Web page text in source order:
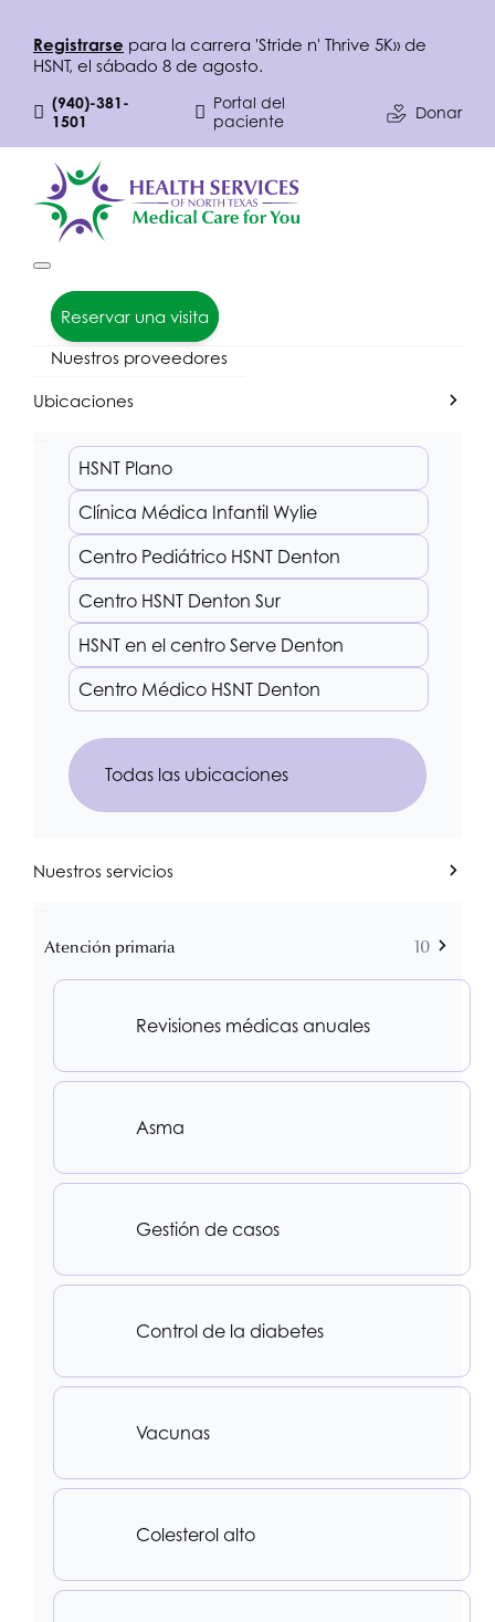
Registrarse para la carrera 'Stride n' Thrive 5K» de
HSNT, el sábado 8 de agosto.
(940)-381-
1501
Portal del
paciente
Donar
Reservar una visita
Nuestros proveedores
Ubicaciones
HSNT Plano
Clínica Médica Infantil Wylie
Centro Pediátrico HSNT Denton
Centro HSNT Denton Sur
HSNT en el centro Serve Denton
Centro Médico HSNT Denton
Todas las ubicaciones
Nuestros servicios
Atención primaria 10
Revisiones médicas anuales
Asma
Gestión de casos
Control de la diabetes
Vacunas
Colesterol alto